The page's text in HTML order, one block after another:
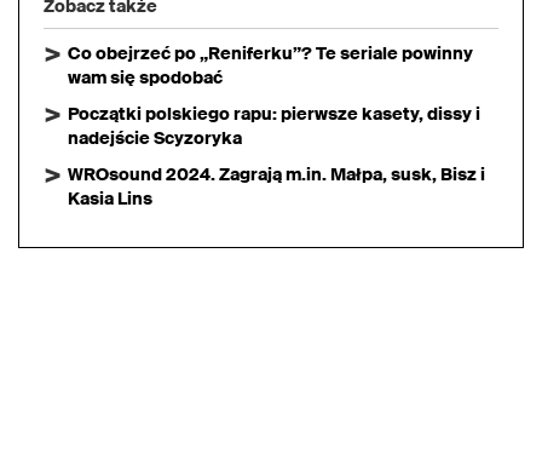
Zobacz także
Co obejrzeć po „Reniferku”? Te seriale powinny
wam się spodobać
Początki polskiego rapu: pierwsze kasety, dissy i
nadejście Scyzoryka
WROsound 2024. Zagrają m.in. Małpa, susk, Bisz i
Kasia Lins